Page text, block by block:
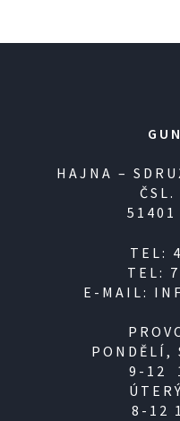
HAJNA –
51401
TEL:
TEL:
E-MAIL:
PONDĚLÍ,
9-12
8-12